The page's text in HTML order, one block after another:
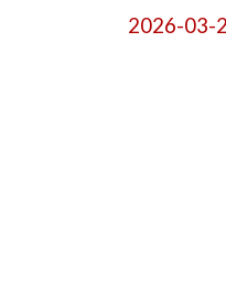
2026-03-